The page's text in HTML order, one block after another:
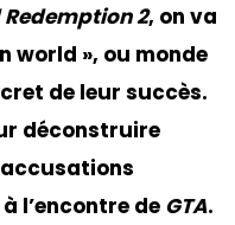
Redemption 2, on va
world », ou monde
de leur succès.
déconstruire
l’encontre de GTA.